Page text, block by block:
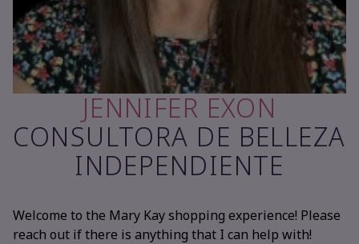
JENNIFER EXON
CONSULTORA DE BELLEZA
INDEPENDIENTE
Welcome to the Mary Kay shopping experience! Please
reach out if there is anything that I can help with!